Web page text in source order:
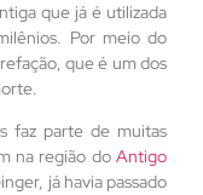
que já é utilizada
Por meio do
que é um dos
faz parte de muitas
na região do Antigo
já havia passado